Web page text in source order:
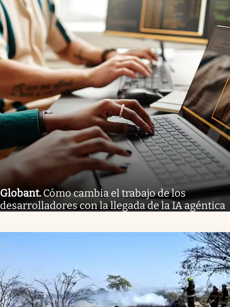
Globant. Cómo cambia el trabajo de los
desarrolladores con la llegada de la IA agéntica